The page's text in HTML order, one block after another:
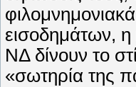
εισοδημάτων,
NΔ δίνουν το
«σωτηρία της